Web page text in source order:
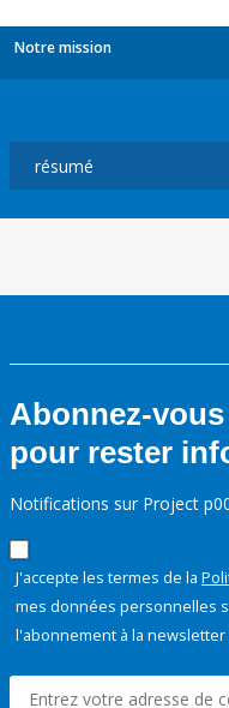
Notre mission
Abonnez-
pour rester
Notifications sur Project
J'accepte les termes de la
mes données personnelles
l'abonnement à la